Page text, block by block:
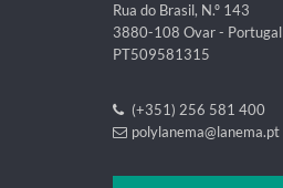
Rua do Brasil, N.º 143
3880-108 Ovar - Portugal
PT509581315
(+351) 256 581 400
polylanema@lanema.pt